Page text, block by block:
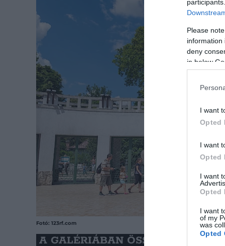
Please
information
deny
in below
I want
Opted
I want
Opted
I want
Opted
I want
of my
was
Opted
Fotó: 123rf.com
A GALÉRIÁBAN